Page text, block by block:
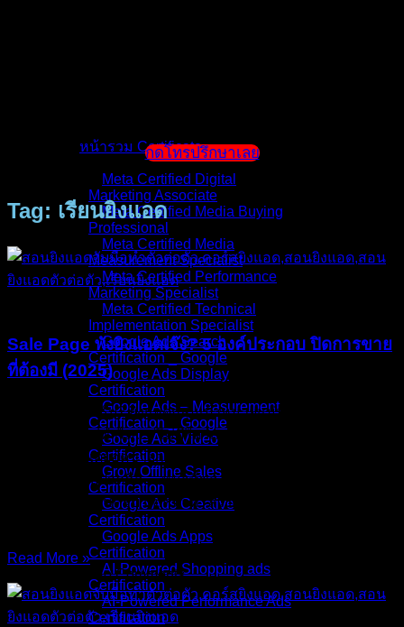
หน้ารวม Certificate
Meta Certified Digital
Marketing Associate
Meta Certified Media Buying
Professional
Meta Certified Media
Measurement Specialist
Meta Certified Performance
Marketing Specialist
Meta Certified Technical
Implementation Specialist
Google Ads Search
Certification _ Google
Google Ads Display
Certification
Google Ads – Measurement
Certification _ Google
Google Ads Video
Certification
Grow Offline Sales
Certification
Google Ads Creative
Certification
Google Ads Apps
Certification
AI-Powered Shopping ads
Certification
AI-Powered Performance Ads
Certification
กดโทรปรึกษาเลย
Tag: เรียนยิงแอด
Sale Page พังยิงแอดเจ๊ง? 5 องค์ประกอบ ปิดการขาย
ที่ต้องมี (2025)
เคยสงสัยไหมครับ? ยิงแอดกลุ่มเป้าหมายแม่นเป๊ะ ค่าคลิก
(CPC) ก็ถูก แต่ทำไม… “ไม่มีใครกดสั่งซื้อเลย?” เงินค่าแอดไหล
ออกทุกนาที แต่ยอดขายกลับนิ่งสนิท เหมือนเทน้ำลงถังที่มีรูรั่ว
ความจริงที่เจ็บปวดคือ… หน้าที่ของ “โฆษณา” (Ads) มีแค่พาคน
เดินมาที่หน้าร้านครับ แต่หน้าที่ “ล้วงเงินออกจากกระเป๋าลูกค้า”
Read More »
No Comments